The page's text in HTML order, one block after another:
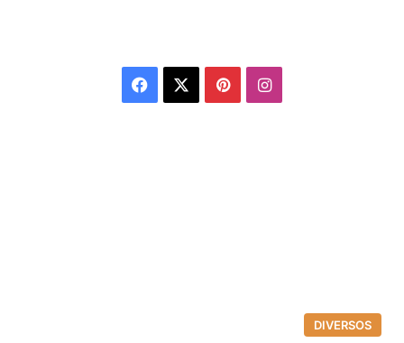
Facebook PinterestInstagram
DIVERSOS